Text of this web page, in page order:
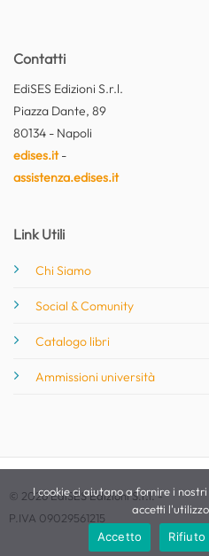
Contatti
EdiSES Edizioni S.r.l.
Piazza Dante, 89
80134 - Napoli
edises.it-
assistenza.edises.it
Link Utili
Chi Siamo
Social & Comunity
Catalogo libri
Ammissioni università
© 2026 EdiSES Edizioni S.r.l. -
P.IVA 09029561215
I cookie ci aiutano a fornire i
accetti
Accetto
Rifiuto